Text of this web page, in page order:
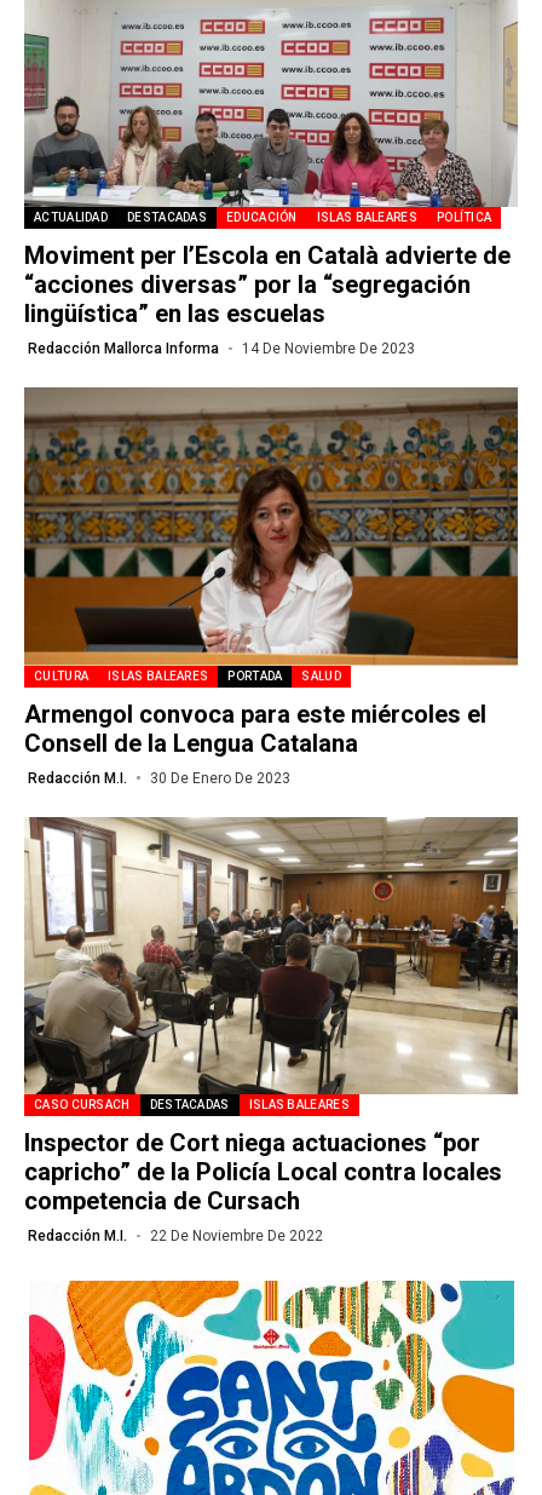
ACTUALIDAD DESTACADAS EDUCACIÓN ISLAS BALEARES POLÍTICA
Moviment per l’Escola en Català advierte de
“acciones diversas” por la “segregación
lingüística” en las escuelas
Redacción Mallorca Informa 14 De Noviembre De 2023
CULTURA ISLAS BALEARES PORTADA SALUD
Armengol convoca para este miércoles el
Consell de la Lengua Catalana
Redacción M.I. 30 De Enero De 2023
CASO CURSACH DESTACADAS ISLAS BALEARES
Inspector de Cort niega actuaciones “por
capricho” de la Policía Local contra locales
competencia de Cursach
Redacción M.I. 22 De Noviembre De 2022